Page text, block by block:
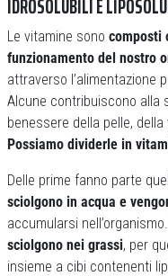
IDROSOLUBILI E
Le vitamine sono composti
funzionamento del nostro
attraverso l’alimentazione
Alcune contribuiscono alla
benessere della pelle,
Possiamo dividerle in
Delle prime fanno parte
sciolgono in acqua e
accumularsi nell’organismo.
sciolgono nei grassi, per
insieme a cibi contenenti